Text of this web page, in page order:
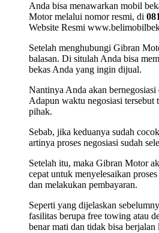
Anda bisa menawarkan mobil
Motor melalui nomor resmi, di
Website Resmi
Setelah menghubungi Gibran
balasan. Di situlah Anda bisa
bekas Anda yang ingin dijual.
Nantinya Anda akan
Adapun waktu negosiasi tersebut
pihak.
Sebab, jika keduanya sudah
artinya proses negosiasi sudah
Setelah itu, maka Gibran Motor
cepat untuk menyelesaikan
dan melakukan pembayaran.
Seperti yang dijelaskan
fasilitas berupa free towing atau
benar mati dan tidak bisa berjalan